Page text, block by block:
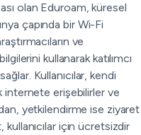
olan Eduroam, küresel
çapında bir Wi-Fi
ve
kullanarak katılımcı
Kullanıcılar, kendi
internete erişebilirler ve
yetkilendirme ise ziyaret
kullanıcılar için ücretsizdir